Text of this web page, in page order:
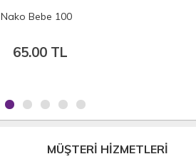
Nako Bebe 100
65.00 TL
MÜŞTERİ HİZMETLERİ